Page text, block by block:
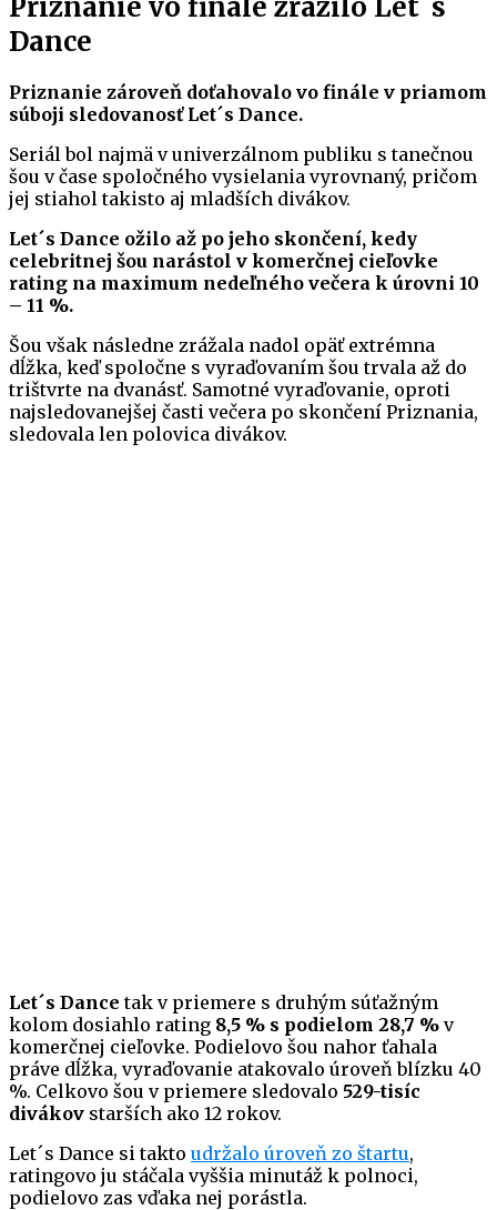
Priznanie vo finále zrazilo Let´s
Dance
Priznanie zároveň doťahovalo vo finále v priamom
súboji sledovanosť Let´s Dance.
Seriál bol najmä v univerzálnom publiku s tanečnou
šou v čase spoločného vysielania vyrovnaný, pričom
jej stiahol takisto aj mladších divákov.
Let´s Dance ožilo až po jeho skončení, kedy
celebritnej šou narástol v komerčnej cieľovke
rating na maximum nedeľného večera k úrovni 10
– 11 %.
Šou však následne zrážala nadol opäť extrémna
dĺžka, keď spoločne s vyraďovaním šou trvala až do
trištvrte na dvanásť. Samotné vyraďovanie, oproti
najsledovanejšej časti večera po skončení Priznania,
sledovala len polovica divákov.
Let´s Dance tak v priemere s druhým súťažným
kolom dosiahlo rating 8,5 % s podielom 28,7 % v
komerčnej cieľovke. Podielovo šou nahor ťahala
práve dĺžka, vyraďovanie atakovalo úroveň blízku 40
%. Celkovo šou v priemere sledovalo 529-tisíc
divákov starších ako 12 rokov.
Let´s Dance si takto udržalo úroveň zo štartu,
ratingovo ju stáčala vyššia minutáž k polnoci,
podielovo zas vďaka nej porástla.